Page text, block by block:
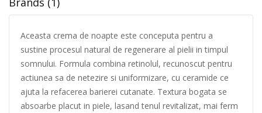
Aceasta crema de noapte este conceputa pentru a
sustine procesul natural de regenerare al pielii in timpul
somnului. Formula combina retinolul, recunoscut pentru
actiunea sa de netezire si uniformizare, cu ceramide ce
ajuta la refacerea barierei cutanate. Textura bogata se
absoarbe placut in piele, lasand tenul revitalizat, mai ferm